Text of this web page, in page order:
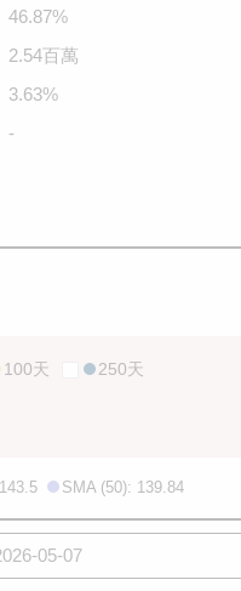
46.87%
2.54百萬
3.63%
-
100天 250天
SMA (50): 139.84